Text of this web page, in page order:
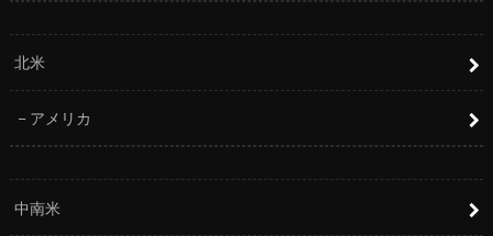
北米
アメリカ
中南米